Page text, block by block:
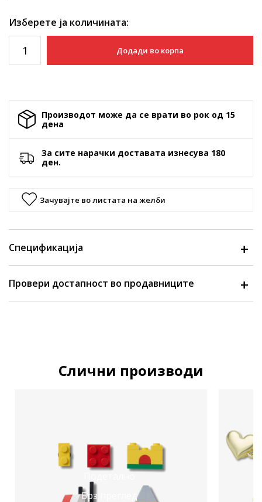
Изберете ја количината:
Додади во корпа
Производот може да се врати во рок од 15
денa
За сите нарачки доставата изнесува 180
ден.
Зачувајте во листата на желби
Спецификација
Провери достапност во продавниците
Слични производи
Подетално
Брз преглед